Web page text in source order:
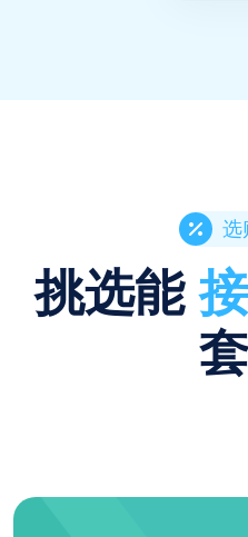
选
挑选能